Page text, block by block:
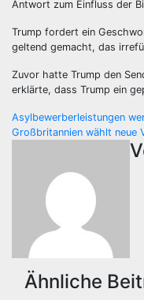
Antwort zum Einfluss der
Trump fordert ein
geltend gemacht, das
Zuvor hatte Trump den
erklärte, dass Trump ein
Asylbewerberleistungen
Großbritannien wählt neue
Ähnliche